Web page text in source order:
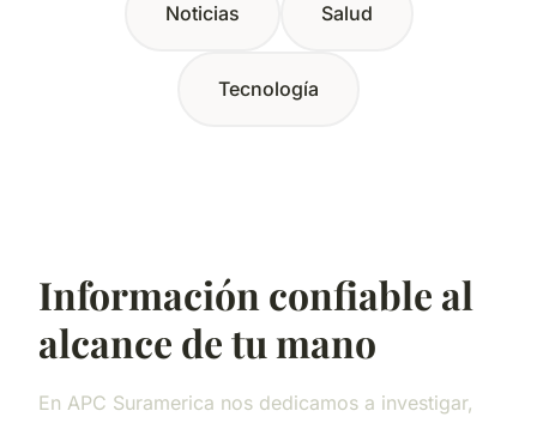
Noticias Salud
Tecnología
Información confiable al
alcance de tu mano
En APC Suramerica nos dedicamos a investigar,